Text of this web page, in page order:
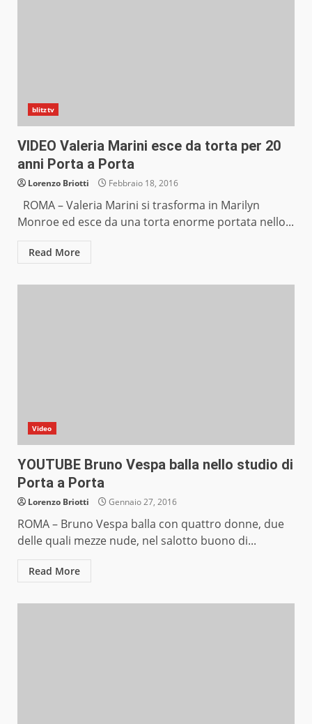
blitztv
VIDEO Valeria Marini esce da torta per 20
anni Porta a Porta
Lorenzo Briotti Febbraio 18, 2016
ROMA – Valeria Marini si trasforma in Marilyn
Monroe ed esce da una torta enorme portata nello...
Read More
Video
YOUTUBE Bruno Vespa balla nello studio di
Porta a Porta
Lorenzo Briotti Gennaio 27, 2016
ROMA – Bruno Vespa balla con quattro donne, due
delle quali mezze nude, nel salotto buono di...
Read More